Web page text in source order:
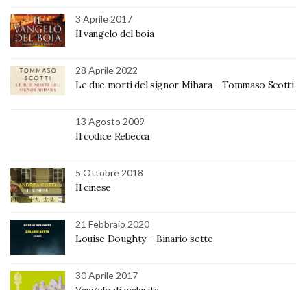
3 Aprile 2017
Il vangelo del boia
28 Aprile 2022
Le due morti del signor Mihara – Tommaso Scotti
13 Agosto 2009
Il codice Rebecca
5 Ottobre 2018
Il cinese
21 Febbraio 2020
Louise Doughty – Binario sette
30 Aprile 2017